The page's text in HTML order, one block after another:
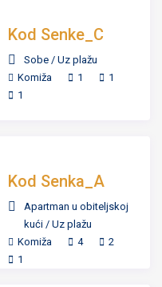
Kod Senke_C
Sobe /Uz plažu
Komiža
1
1
1
Kod Senka_A
Apartman u obiteljskoj
kući /Uz plažu
Komiža
4
2
1